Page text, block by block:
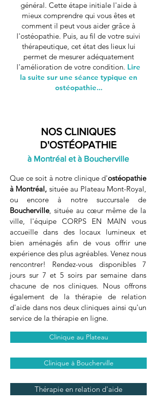
général. Cette étape initiale l'aide à
mieux comprendre qui vous êtes et
comment il peut vous aider grâce à
l'ostéopathie. Puis, au fil de votre suivi
thérapeutique, cet état des lieux lui
permet de mesurer adéquatement
l'amélioration de votre condition. Lire
la suite sur une séance typique en
ostéopathie...
NOS CLINIQUES
D'OSTÉOPATHIE
à Montréal et à Boucherville
Que ce soit à notre clinique d'ostéopathie
à Montréal, située au Plateau Mont-Royal,
ou encore à notre succursale de
Boucherville, située au cœur même de la
ville, l'équipe CORPS EN MAIN vous
accueille dans des locaux lumineux et
bien aménagés afin de vous offrir une
expérience des plus agréables. Venez nous
rencontrer! Rendez-vous disponibles 7
jours sur 7 et 5 soirs par semaine dans
chacune de nos cliniques. Nous offrons
également de la thérapie de relation
d'aide dans nos deux cliniques ainsi qu'un
service de la thérapie en ligne.
Clinique au Plateau
Clinique à Boucherville
Thérapie en relation d'aide